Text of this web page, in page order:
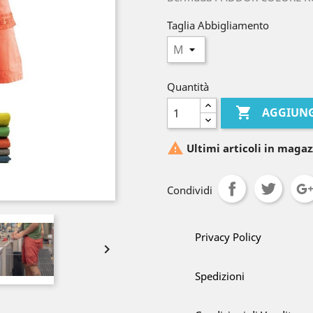

Taglia Abbigliamento
Quantità

 Ultimi articoli in
Condividi
Privacy Policy
Spedizioni